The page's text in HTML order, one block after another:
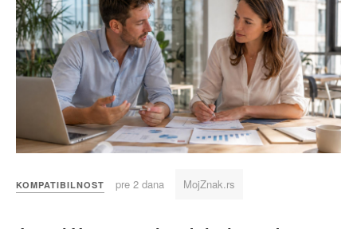
KOMPATIBILNOST pre 2 dana MojZnak.rs